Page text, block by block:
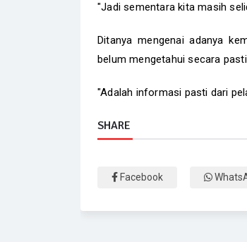
"Jadi sementara kita masih
Ditanya mengenai adanya
belum mengetahui secara
"Adalah informasi pasti dari
SHARE
Facebook